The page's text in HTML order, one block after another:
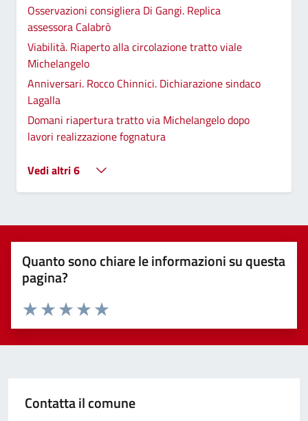
Osservazioni consigliera Di Gangi. Replica
assessora Calabrò
Viabilità. Riaperto alla circolazione tratto viale
Michelangelo
Anniversari. Rocco Chinnici. Dichiarazione sindaco
Lagalla
Domani riapertura tratto via Michelangelo dopo
lavori realizzazione fognatura
Vedi altri 6
Quanto sono chiare le informazioni su questa
pagina?
Valuta 5 stelle su 5
Valuta 4 stelle su 5
Valuta 3 stelle su 5
Valuta 2 stelle su 5
Valuta 1 stelle su 5
Contatta il comune